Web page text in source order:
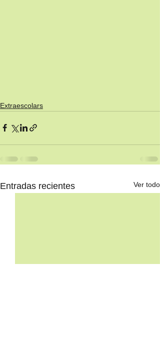
Extraescolars
Entradas recientes Ver todo